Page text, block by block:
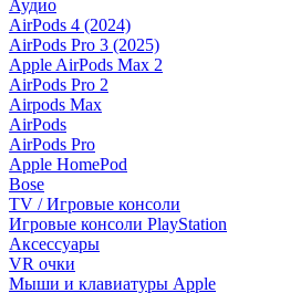
Аудио
AirPods 4 (2024)
AirPods Pro 3 (2025)
Apple AirPods Max 2
AirPods Pro 2
Airpods Max
AirPods
AirPods Pro
Apple HomePod
Bose
TV / Игровые консоли
Игровые консоли PlayStation
Аксессуары
VR очки
Мыши и клавиатуры Apple